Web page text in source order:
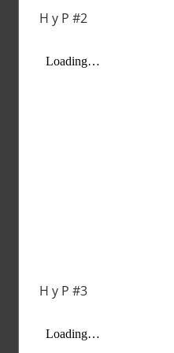
H y P #2
H y P #3